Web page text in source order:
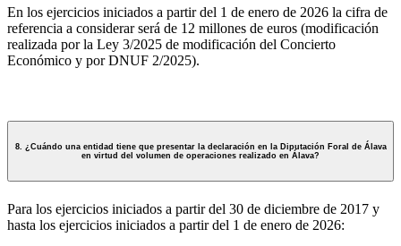
En los ejercicios iniciados a partir del 1 de enero de 2026 la cifra de
referencia a considerar será de 12 millones de euros (modificación
realizada por la Ley 3/2025 de modificación del Concierto
Económico y por DNUF 2/2025).
8. ¿Cuándo una entidad tiene que presentar la declaración en la Diputación Foral de Álava
en virtud del volumen de operaciones realizado en Álava?
Para los ejercicios iniciados a partir del 30 de diciembre de 2017 y
hasta los ejercicios iniciados a partir del 1 de enero de 2026: